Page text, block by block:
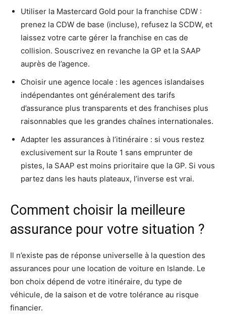
Utiliser la Mastercard Gold pour la franchise CDW :
prenez la CDW de base (incluse), refusez la SCDW, et
laissez votre carte gérer la franchise en cas de
collision. Souscrivez en revanche la GP et la SAAP
auprès de l’agence.
Choisir une agence locale : les agences islandaises
indépendantes ont généralement des tarifs
d’assurance plus transparents et des franchises plus
raisonnables que les grandes chaînes internationales.
Adapter les assurances à l’itinéraire : si vous restez
exclusivement sur la Route 1 sans emprunter de
pistes, la SAAP est moins prioritaire que la GP. Si vous
partez dans les hauts plateaux, l’inverse est vrai.
Comment choisir la meilleure
assurance pour votre situation ?
Il n’existe pas de réponse universelle à la question des
assurances pour une location de voiture en Islande. Le
bon choix dépend de votre itinéraire, du type de
véhicule, de la saison et de votre tolérance au risque
financier.